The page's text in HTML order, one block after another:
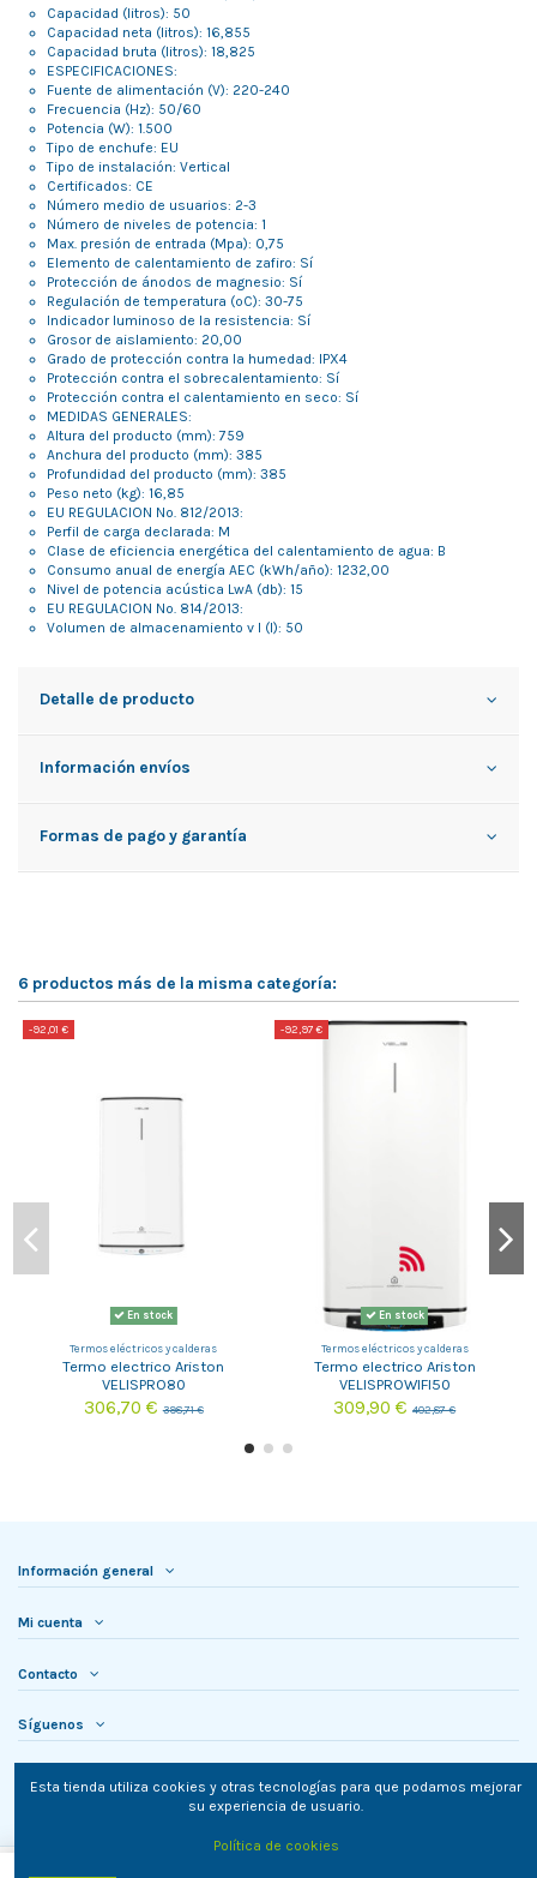
Capacidad (litros): 50
Capacidad neta (litros): 16,855
Capacidad bruta (litros): 18,825
ESPECIFICACIONES:
Fuente de alimentación (V): 220-240
Frecuencia (Hz): 50/60
Potencia (W): 1.500
Tipo de enchufe: EU
Tipo de instalación: Vertical
Certificados: CE
Número medio de usuarios: 2-3
Número de niveles de potencia: 1
Max. presión de entrada (Mpa): 0,75
Elemento de calentamiento de zafiro: Sí
Protección de ánodos de magnesio: Sí
Regulación de temperatura (ºC): 30-75
Indicador luminoso de la resistencia: Sí
Grosor de aislamiento: 20,00
Grado de protección contra la humedad: IPX4
Protección contra el sobrecalentamiento: Sí
Protección contra el calentamiento en seco: Sí
MEDIDAS GENERALES:
Altura del producto (mm): 759
Anchura del producto (mm): 385
Profundidad del producto (mm): 385
Peso neto (kg): 16,85
EU REGULACION No. 812/2013:
Perfil de carga declarada: M
Clase de eficiencia energética del calentamiento de agua: B
Consumo anual de energía AEC (kWh/año): 1232,00
Nivel de potencia acústica LwA (db): 15
EU REGULACION No. 814/2013:
Volumen de almacenamiento v l (l): 50
Detalle de producto
Información envíos
Formas de pago y garantía
6 productos más de la misma categoría:
-92,01 €
En stock
Termos eléctricos y calderas
Termo electrico Ariston
VELISPRO80
306,70 €398,71 €
-92,97 €
En stock
Termos eléctricos y calderas
Termo electrico Ariston
VELISPROWIFI50
309,90 €402,87 €
Información general
Mi cuenta
Contacto
Síguenos
Esta tienda utiliza cookies y otras tecnologías para que podamos mejorar
su experiencia de usuario.
Política de cookies